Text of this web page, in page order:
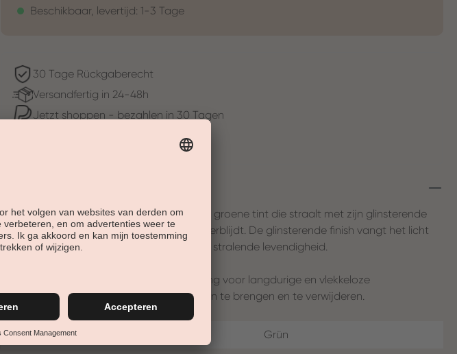
Beschikbaar, levertijd: 1-3 Tage
30 Tage Rückgaberecht
Versandfertig in 24-48h
Jetzt shoppen - bezahlen in 30 Tagen
Be Optimistic Shimmer is een betoverende groene tint die straalt met zijn glinsterende
deeltjes, het humeur opfleurt en het hart verblijdt. De glinsterende finish vangt het licht
op magische wijze en geeft de nagels een stralende levendigheid.
Het nieuwe Soak-Off System is de oplossing voor langdurige en vlekkeloze
nagellakresultaten. Snel en gemakkelijk aan te brengen en te verwijderen.
Farb-Cluster: Grün